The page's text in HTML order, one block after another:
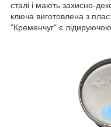
сталі і мають захисно-
ключа виготовлена з
"Кременчуг" є